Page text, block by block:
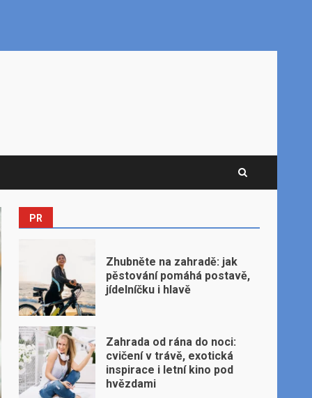
PR
Zhubněte na zahradě: jak
pěstování pomáhá postavě,
jídelníčku i hlavě
Zahrada od rána do noci:
cvičení v trávě, exotická
inspirace i letní kino pod
hvězdami